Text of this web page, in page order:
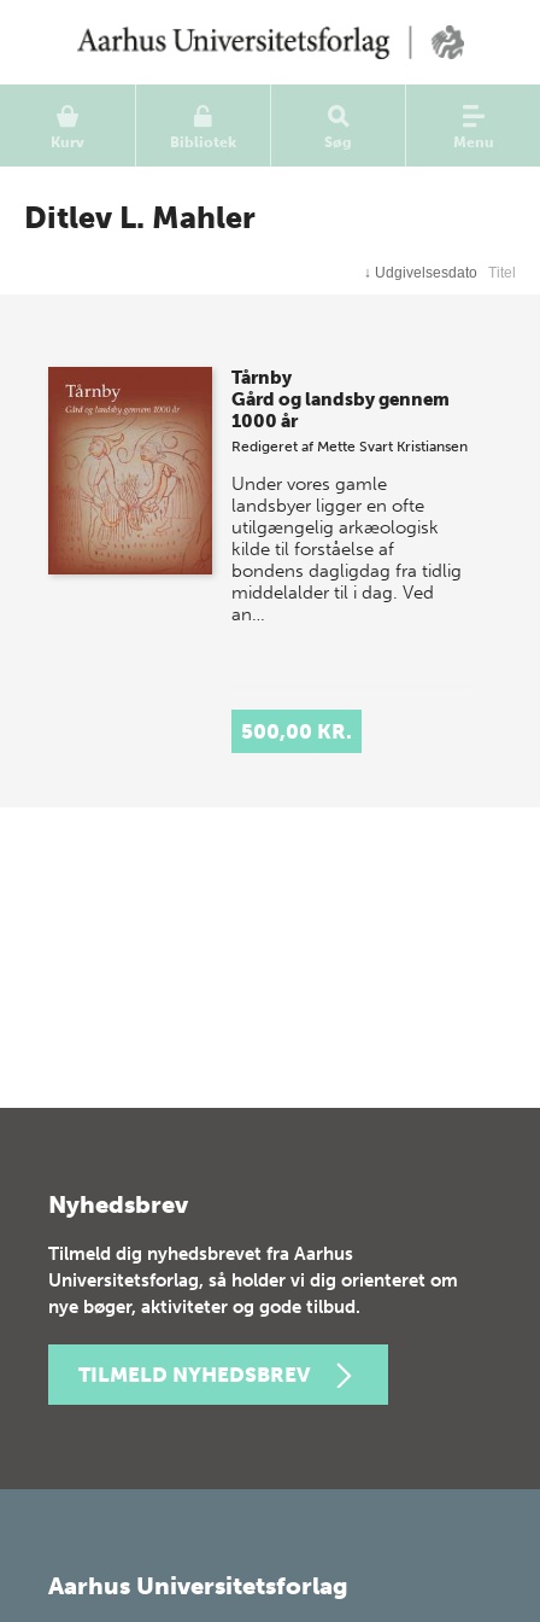
Kurv Bibliotek Søg Menu
Ditlev L. Mahler
↓ Udgivelsesdato Titel
Tårnby
Gård og landsby gennem
1000 år
Redigeret af Mette Svart Kristiansen
Under vores gamle
landsbyer ligger en ofte
utilgængelig arkæologisk
kilde til forståelse af
bondens dagligdag fra tidlig
middelalder til i dag. Ved
an…
500,00 KR.
Nyhedsbrev
Tilmeld dig nyhedsbrevet fra Aarhus
Universitetsforlag, så holder vi dig orienteret om
nye bøger, aktiviteter og gode tilbud.
TILMELD NYHEDSBREV
Aarhus Universitetsforlag